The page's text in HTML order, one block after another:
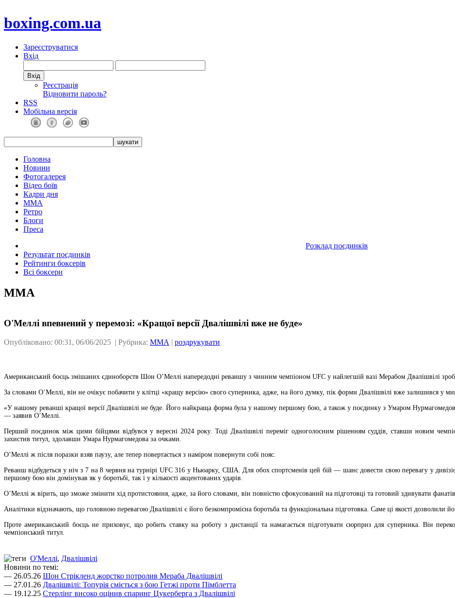
boxing.com.ua
Зареєструватися
Вхід
Реєстрація
Відновити пароль?
RSS
Мобільна версія
Головна
Новини
Фотогалерея
Відео боїв
Кадри дня
ММА
Ретро
Блоги
Преса
Розклад поєдинків
Результат поєдинків
Рейтинги боксерів
Всі боксери
ММА
О'Меллі впевнений у перемозі: «Кращої версії Двалішвілі вже не буде»
Опубліковано: 00:31, 06/06/2025 | Рубрика: ММА | роздрукувати
Американський боєць змішаних єдиноборств Шон О’Меллі напередодні реваншу з чинним чемпіоном UFC у найлегшій вазі Мерабом Двалішвілі
За словами О’Меллі, він не очікує побачити у клітці «кращу версію» свого суперника, адже, на його думку, пік форми Двалішвілі вже залишився у
«У нашому реванші кращої версії Двалішвілі не буде. Його найкраща форма була у нашому першому бою, а також у поєдинку з Умаром
— заявив О’Меллі.
Перший поєдинок між цими бійцями відбувся у вересні 2024 року. Тоді Двалішвілі переміг одноголосним рішенням суддів, ставши новим
захистив титул, здолавши Умара Нурмагомедова за очками.
О’Меллі ж після поразки взяв паузу, але тепер повертається з наміром повернути собі пояс.
Реванш відбудеться у ніч з 7 на 8 червня на турнірі UFC 316 у Ньюарку, США. Для обох спортсменів цей бій — шанс довести свою перевагу у
першому бою він домінував як у боротьбі, так і у кількості акцентованих ударів.
О’Меллі ж вірить, що зможе змінити хід протистояння, адже, за його словами, він повністю сфокусований на підготовці та готовий здивувати фанатів.
Аналітики відзначають, що головною перевагою Двалішвілі є його безкомпромісна боротьба та функціональна підготовка. Саме ці якості дозволили
Проте американський боєць не приховує, що робить ставку на роботу з дистанції та намагається підготувати сюрприз для суперника. Він
чемпіонський титул.
О'Меллі, Двалішвілі
Новини по темі:
— 26.05.26 Шон Стрікленд жорстко потролив Мераба Двалішвілі
— 27.01.26 Двалішвілі: Топурія сміється з бою Гетжі проти Пімблетта
— 19.12.25 Стерлінг високо оцінив спаринг Цукерберга з Двалішвілі